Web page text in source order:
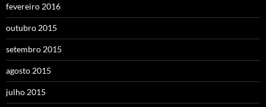
fevereiro 2016
outubro 2015
setembro 2015
agosto 2015
julho 2015